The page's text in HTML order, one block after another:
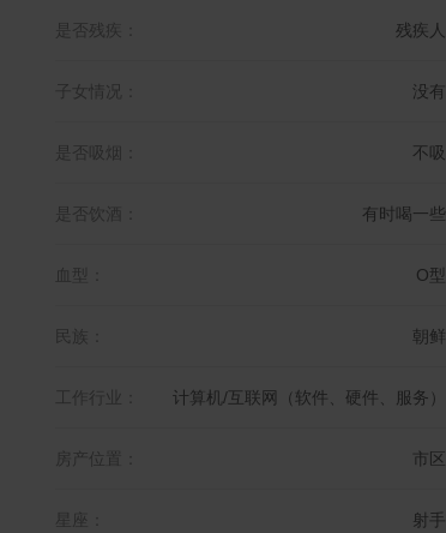
是否残疾： 残疾人
子女情况： 没有
是否吸烟： 不吸
是否饮酒： 有时喝一些
血型： O型
民族： 朝鲜
工作行业： 计算机/互联网（软件、硬件、服务）
房产位置： 市区
星座： 射手